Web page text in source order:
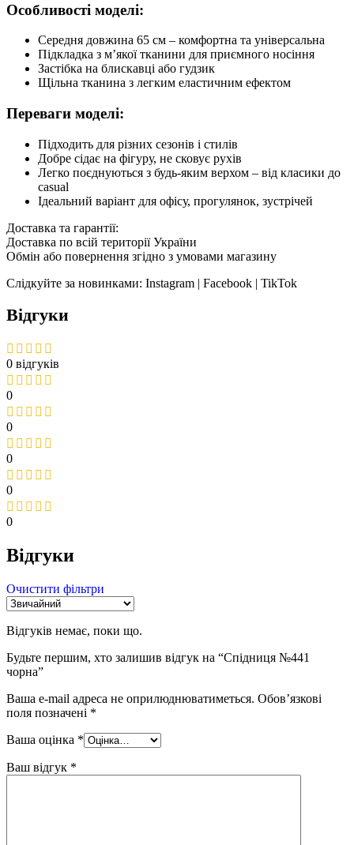
Особливості моделі:
Середня довжина 65 см – комфортна та універсальна
Підкладка з м’якої тканини для приємного носіння
Застібка на блискавці або гудзик
Щільна тканина з легким еластичним ефектом
Переваги моделі:
Підходить для різних сезонів і стилів
Добре сідає на фігуру, не сковує рухів
Легко поєднуються з будь-яким верхом – від класики до
casual
Ідеальний варіант для офісу, прогулянок, зустрічей
Доставка та гарантії:
Доставка по всій території України
Обмін або повернення згідно з умовами магазину
Слідкуйте за новинками: Instagram | Facebook | TikTok
Відгуки
0 відгуків
0
0
0
0
0
Відгуки
Очистити фільтри
Відгуків немає, поки що.
Будьте першим, хто залишив відгук на “Спідниця №441
чорна”
Ваша e-mail адреса не оприлюднюватиметься. Обов’язкові
поля позначені *
Ваша оцінка *
Ваш відгук *